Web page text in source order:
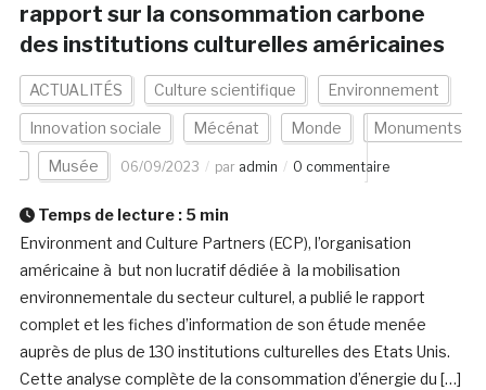
rapport sur la consommation carbone
des institutions culturelles américaines
ACTUALITÉS Culture scientifique Environnement
Innovation sociale Mécénat Monde Monuments
Musée 06/09/2023 par admin 0 commentaire
Temps de lecture : 5 min
Environment and Culture Partners (ECP), l’organisation
américaine à but non lucratif dédiée à la mobilisation
environnementale du secteur culturel, a publié le rapport
complet et les fiches d’information de son étude menée
auprès de plus de 130 institutions culturelles des Etats Unis.
Cette analyse complète de la consommation d’énergie du […]